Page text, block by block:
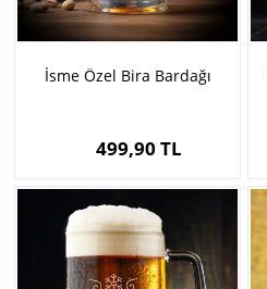
İsme Özel Bira Bardağı
499,90 TL